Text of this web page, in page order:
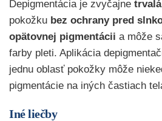
Depigmentácia je zvyčajne trvalá
pokožku bez ochrany pred
opätovnej pigmentácii a môže
farby pleti. Aplikácia
jednu oblasť pokožky môže
pigmentácie na iných častiach
Iné liečby